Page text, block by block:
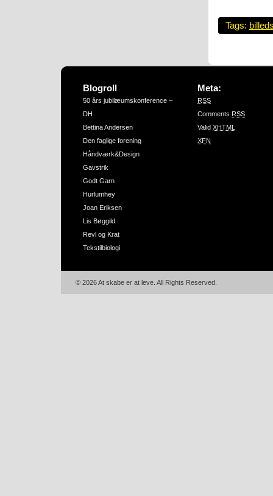
Tags:
Blogroll
50 års jubilæumskonference –
DH
Bettina Andersen
Den faglige forening
Håndværk&Design
Gavstrik
Godt Garn
Hurlumhey
Joan Eriksen
Lis Bøggild
Revl og Krat
Tekstilbiologi
Meta:
RSS
Comments RSS
Valid XHTML
XFN
© 2026 At skabe er at leve. All Rights Reserved.